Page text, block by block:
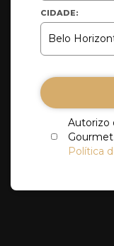
CIDADE:
Autorizo
Política